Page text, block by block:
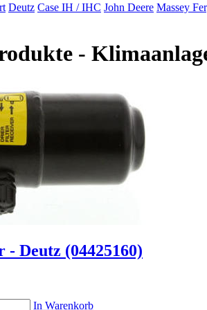
Deutz Case IH / IHC John Deere Massey
-
Deutz (04425160)
In Warenkorb